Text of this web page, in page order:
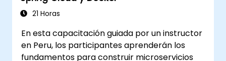
21 Horas
En esta capacitación guiada por un instructor
en Peru, los participantes aprenderán los
fundamentos para construir microservicios